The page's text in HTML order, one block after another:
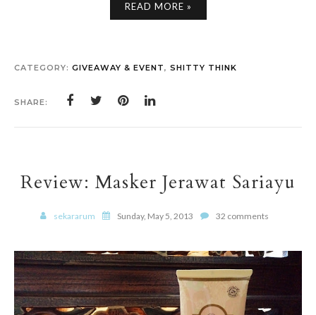
READ MORE »
CATEGORY: GIVEAWAY & EVENT, SHITTY THINK
SHARE:
Review: Masker Jerawat Sariayu
sekararum Sunday, May 5, 2013 32 comments